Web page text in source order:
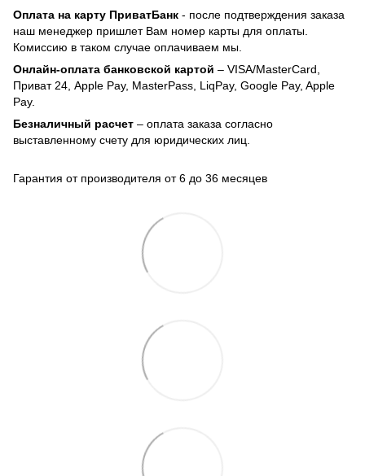
Оплата на карту ПриватБанк - после подтверждения заказа
наш менеджер пришлет Вам номер карты для оплаты.
Комиссию в таком случае оплачиваем мы.
Онлайн-оплата банковской картой – VISA/MasterCard,
Приват 24, Apple Pay, MasterPass, LiqPay, Google Pay, Apple
Pay.
Безналичный расчет – оплата заказа согласно
выставленному счету для юридических лиц.
Гарантия от производителя от 6 до 36 месяцев